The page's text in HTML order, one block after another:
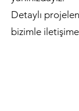
Detaylı
bizimle